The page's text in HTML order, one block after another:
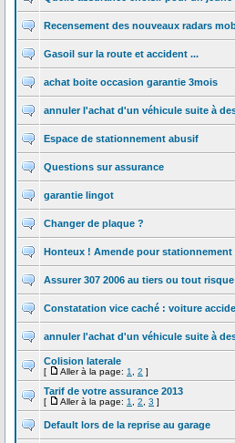
Recensement des nouveaux radars
Gasoil sur la route et accident ...
achat boite occasion garantie 3mois
annuler l'achat d'un véhicule suite à
Espace de stationnement abusif
Questions sur assurance
garantie lingot
Changer de plaque ?
Honteux ! Amende pour stationnement
Assurer 307 2006 au tiers ou tout risque
Constatation vice caché : voiture
annuler l'achat d'un véhicule suite à
Colision laterale
[ Aller à la page: 1 2 ]
Tarif de votre assurance 2013
[ Aller à la page: 1 2 3 ]
Default lors de la reprise au garage